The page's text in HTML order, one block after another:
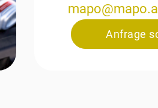
mapo@mapo.
Anfrage